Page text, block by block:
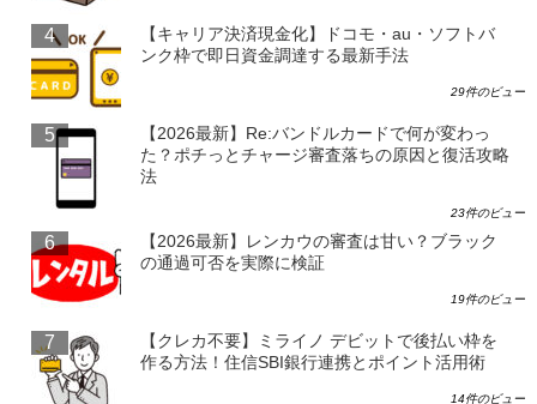
【キャリア決済現金化】ドコモ・au・ソフトバ
ンク枠で即日資金調達する最新手法
29件のビュー
【2026最新】Re:バンドルカードで何が変わっ
た？ポチっとチャージ審査落ちの原因と復活攻略
法
23件のビュー
【2026最新】レンカウの審査は甘い？ブラック
の通過可否を実際に検証
19件のビュー
【クレカ不要】ミライノ デビットで後払い枠を
作る方法！住信SBI銀行連携とポイント活用術
14件のビュー